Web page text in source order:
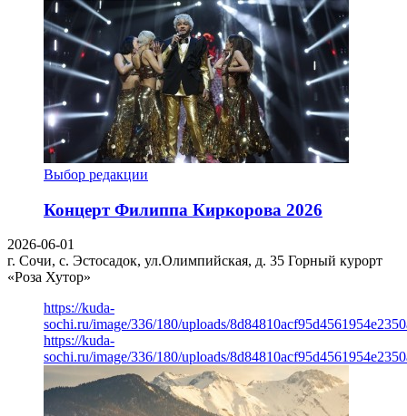
Выбор редакции
Концерт Филиппа Киркорова 2026
2026-06-01
г. Сочи, с. Эстосадок, ул.Олимпийская, д. 35 Горный курорт
«Роза Хутор»
https://kuda-
sochi.ru/image/336/180/uploads/
https://kuda-
sochi.ru/image/336/180/uploads/